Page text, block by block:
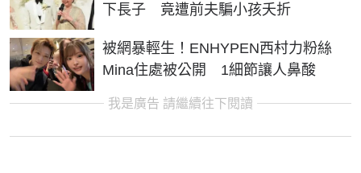
下長子 竟遭前夫騙小孩夭折
被網暴輕生！ENHYPEN西村力粉絲
Mina住處被公開 1細節讓人鼻酸
我是廣告 請繼續往下閱讀